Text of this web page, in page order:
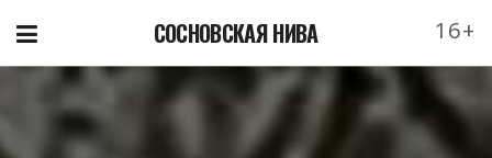
СОСНОВСКАЯ НИВА 16+